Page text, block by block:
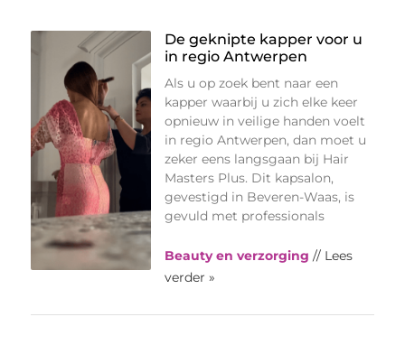
De geknipte kapper voor u
in regio Antwerpen
Als u op zoek bent naar een
kapper waarbij u zich elke keer
opnieuw in veilige handen voelt
in regio Antwerpen, dan moet u
zeker eens langsgaan bij Hair
Masters Plus. Dit kapsalon,
gevestigd in Beveren-Waas, is
gevuld met professionals
Beauty en verzorging // Lees
verder »